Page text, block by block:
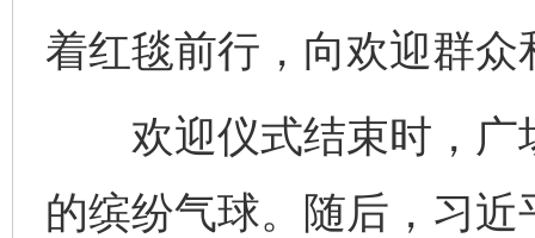
着红毯前行，向欢迎群
欢迎仪式结束时，广
的缤纷气球。随后，习